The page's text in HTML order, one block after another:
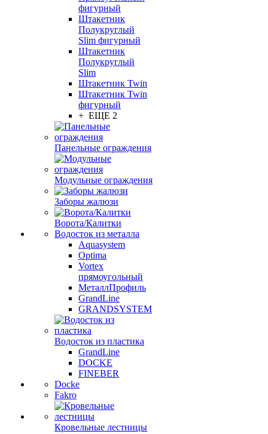
фигурный
Штакетник
Полукруглый
Slim фигурный
Штакетник
Полукруглый
Slim
Штакетник Twin
Штакетник Twin
фигурный
+ ЕЩЕ 2
Панельные ограждения
Модульные ограждения
Заборы жалюзи
Ворота/Калитки
Водосток из металла
Aquasystem
Optima
Vortex
прямоугольный
МеталлПрофиль
GrandLine
GRANDSYSTEM
Водосток из пластика
GrandLine
DOCKE
FINEBER
Docke
Fakro
Кровельные лестницы